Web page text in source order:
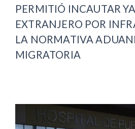
PERMITIÓ INCAUTAR
EXTRANJERO POR
LA NORMATIVA
MIGRATORIA